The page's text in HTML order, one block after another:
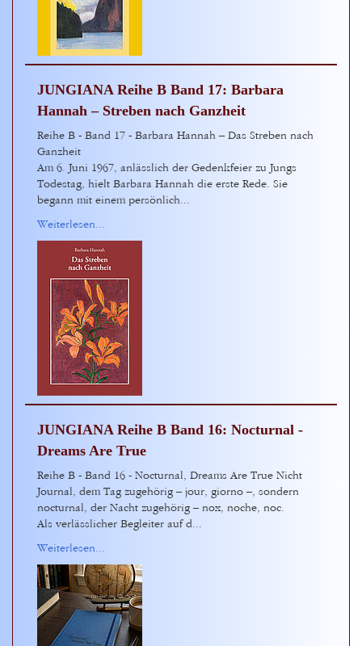
JUNGIANA Reihe B Band 17: Barbara
Hannah – Streben nach Ganzheit
Reihe B - Band 17 - Barbara Hannah – Das Streben nach
Ganzheit
Am 6. Juni 1967, anlässlich der Gedenkfeier zu Jungs
Todestag, hielt Barbara Hannah die erste Rede. Sie
begann mit einem persönlich...
Weiterlesen...
JUNGIANA Reihe B Band 16: Nocturnal -
Dreams Are True
Reihe B - Band 16 - Nocturnal, Dreams Are True Nicht
Journal, dem Tag zugehörig – jour, giorno –, sondern
nocturnal, der Nacht zugehörig – nox, noche, noc.
Als verlässlicher Begleiter auf d...
Weiterlesen...